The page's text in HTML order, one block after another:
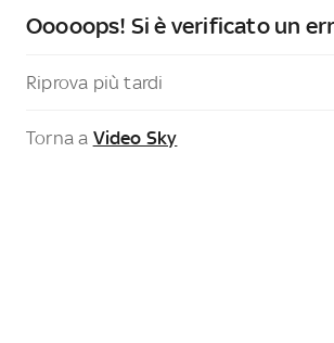
Ooooops! Si è verificato un
Riprova più tardi
Torna a Video Sky